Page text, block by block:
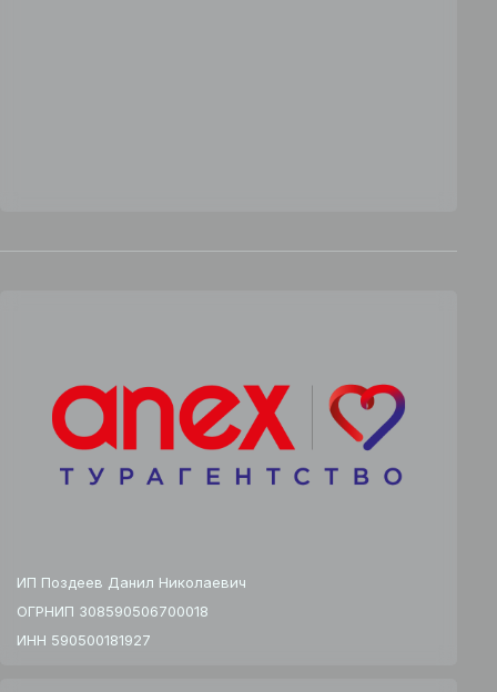
ИП Поздеев Данил Николаевич
ОГРНИП 308590506700018
ИНН 590500181927